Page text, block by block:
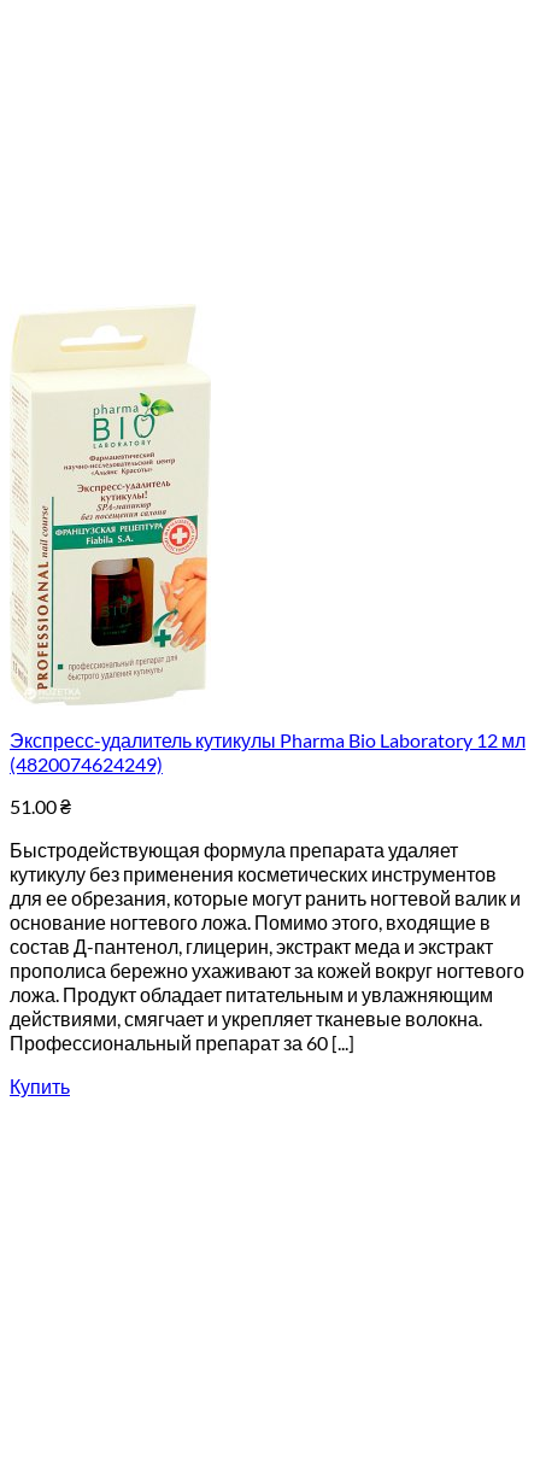
Экспресс-удалитель кутикулы Pharma Bio Laboratory 12 мл
(4820074624249)
51.00₴
Быстродействующая формула препарата удаляет
кутикулу без применения косметических инструментов
для ее обрезания, которые могут ранить ногтевой валик и
основание ногтевого ложа. Помимо этого, входящие в
состав Д-пантенол, глицерин, экстракт меда и экстракт
прополиса бережно ухаживают за кожей вокруг ногтевого
ложа. Продукт обладает питательным и увлажняющим
действиями, смягчает и укрепляет тканевые волокна.
Профессиональный препарат за 60 [...]
Купить